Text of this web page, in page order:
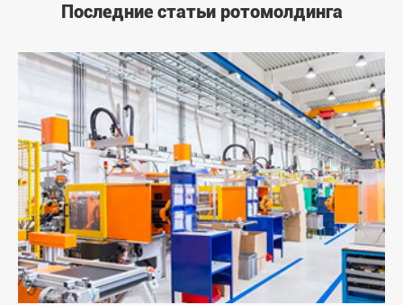
Последние статьи ротомолдинга